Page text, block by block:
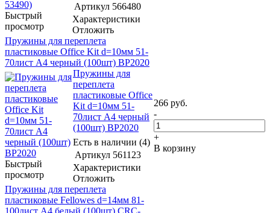
Быстрый
просмотр
Артикул 566480
Характеристики
Отложить
Пружины для переплета
пластиковые Office Kit d=10мм 51-
70лист A4 черный (100шт) BP2020
Быстрый
просмотр
Пружины для
переплета
пластиковые Office
Kit d=10мм 51-
70лист A4 черный
(100шт) BP2020
Есть в наличии (4)
Артикул 561123
Характеристики
Отложить
266 руб.
-
+
В корзину
Пружины для переплета
пластиковые Fellowes d=14мм 81-
100лист A4 белый (100шт) CRC-